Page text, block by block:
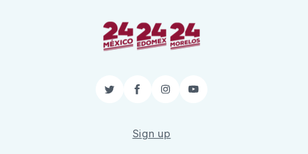
TwitterFacebook
InstagramYouTube
Sign up